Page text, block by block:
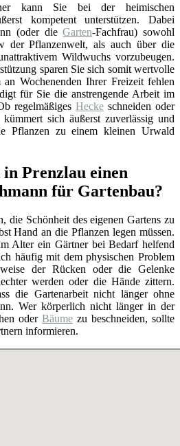
kann Sie bei der heimischen
kompetent unterstützen. Dabei
(oder dieGarten-Fachfrau) sowohl
der Pflanzenwelt, als auch über die
Wildwuchs vorzubeugen.
sparen Sie sich somit wertvolle
Wochenenden Ihrer Freizeit fehlen
für Sie die anstrengende Arbeit im
regelmäßiges Heckeschneiden oder
sich äußerst zuverlässig und
Pflanzen zu einem kleinen Urwald
Prenzlau einen
für Gartenbau?
die Schönheit des eigenen Gartens zu
Hand an die Pflanzen legen müssen.
Alter ein Gärtner bei Bedarf helfend
häufig mit dem physischen Problem
der Rücken oder die Gelenke
werden oder die Hände zittern.
die Gartenarbeit nicht länger ohne
Wer körperlich nicht länger in der
oder Bäume zu beschneiden, sollte
informieren.